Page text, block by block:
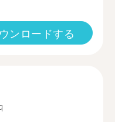
ンロードする